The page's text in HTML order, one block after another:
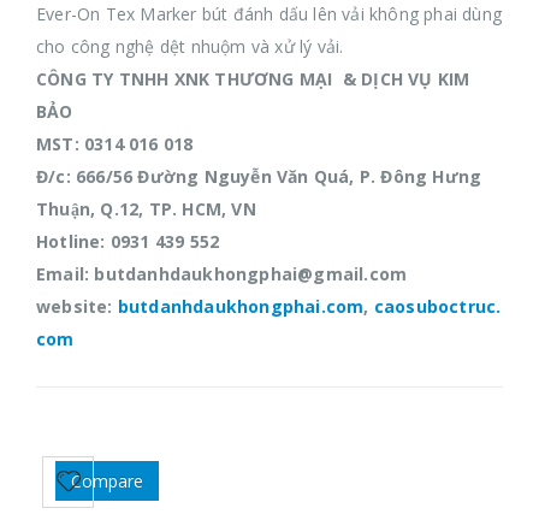
Ever-On Tex Marker bút đánh dấu lên vải không phai dùng
cho công nghệ dệt nhuộm và xử lý vải.
CÔNG TY TNHH XNK THƯƠNG MẠI & DỊCH VỤ KIM
BẢO
MST: 0314 016 018
Đ/c: 666/56 Đường Nguyễn Văn Quá, P. Đông Hưng
Thuận, Q.12, TP. HCM, VN
Hotline: 0931 439 552
Email: butdanhdaukhongphai@gmail.com
website: butdanhdaukhongphai.com, caosuboctruc.
com
Compare